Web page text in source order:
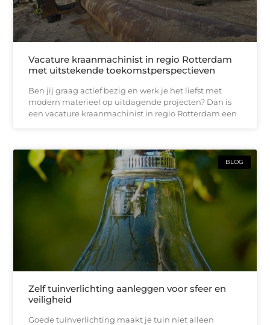
Vacature kraanmachinist in regio Rotterdam
met uitstekende toekomstperspectieven
Ben jij graag actief bezig en werk je het liefst met
modern materieel op uitdagende projecten? Dan is
een vacature kraanmachinist in regio Rotterdam een
BLOG
Zelf tuinverlichting aanleggen voor sfeer en
veiligheid
Goede tuinverlichting maakt je tuin niet alleen